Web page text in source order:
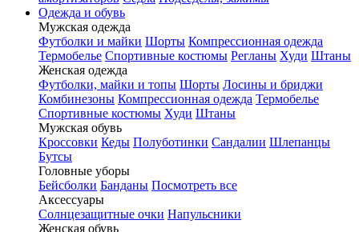
Одежда и обувь
Мужская одежда
Футболки и майки Шорты Компрессионная одежда
Термобелье Спортивные костюмы Регланы Худи Штаны
Женская одежда
Футболки, майки и топы Шорты Лосины и бриджи
Комбинезоны Компрессионная одежда Термобелье
Спортивные костюмы Худи Штаны
Мужская обувь
Кроссовки Кеды Полуботинки Сандалии Шлепанцы
Бутсы
Головные уборы
Бейсболки Банданы Посмотреть все
Аксессуары
Солнцезащитные очки Напульсники
Женская обувь